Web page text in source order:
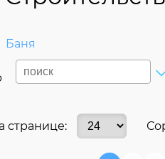
Баня
странице: